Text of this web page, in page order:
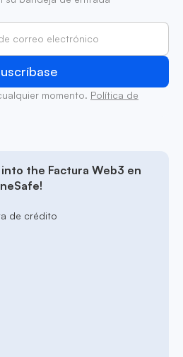
momento. Política de
the Factura Web3 en
de crédito